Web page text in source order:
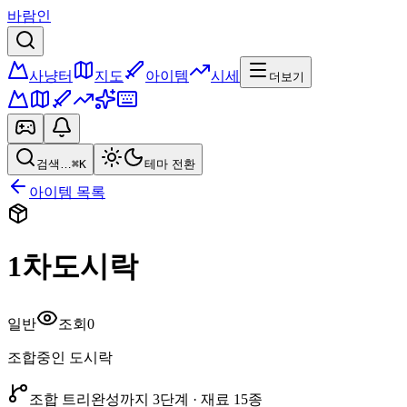
바람인
사냥터 지도 아이템 시세 더보기
검색…⌘K 테마 전환
아이템 목록
1차도시락
일반 조회 0
조합중인 도시락
조합 트리 완성까지 3단계 · 재료 15종